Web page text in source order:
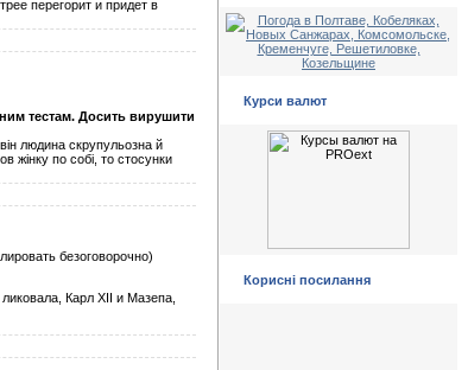
перегорит и придет в
тестам. Досить вирушити
людина скрупульозна й
жінку по собі, то стосунки
безоговорочно)
Карл XII и Мазепа,
Курси валют
Корисні посилання